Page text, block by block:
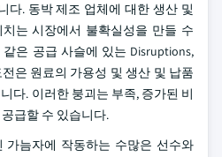
다. 동박 제조 업체에 대한 생산 및
는 시장에서 불확실성을 만들 수
은 공급 사슬에 있는 Disruptions,
은 원료의 가용성 및 생산 및 납품
다. 이러한 붕괴는 부족, 증가된 비
급할 수 있습니다.
가늠자에 작동하는 수많은 선수와